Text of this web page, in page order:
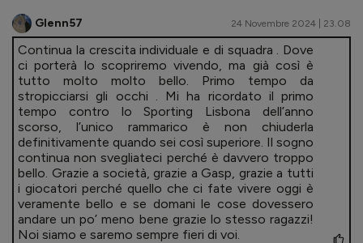
Glenn57 24 Novembre 2024 | 23.08
Continua la crescita individuale e di squadra . Dove
ci porterà lo scopriremo vivendo, ma già così è
tutto molto molto bello. Primo tempo da
stropicciarsi gli occhi . Mi ha ricordato il primo
tempo contro lo Sporting Lisbona dell’anno
scorso, l’unico rammarico è non chiuderla
definitivamente quando sei così superiore. Il sogno
continua non svegliateci perché è davvero troppo
bello. Grazie a società, grazie a Gasp, grazie a tutti
i giocatori perché quello che ci fate vivere oggi è
veramente bello e se domani le cose dovessero
andare un po’ meno bene grazie lo stesso ragazzi!
Noi siamo e saremo sempre fieri di voi.